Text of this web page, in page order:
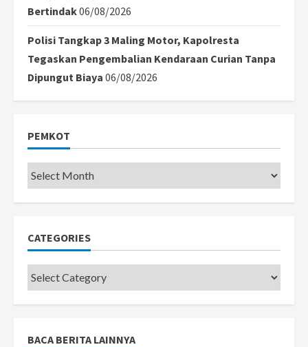
Bertindak06/08/2026
Polisi Tangkap 3 Maling Motor, Kapolresta
Tegaskan Pengembalian Kendaraan Curian Tanpa
Dipungut Biaya 06/08/2026
PEMKOT
Pemkot
CATEGORIES
Categories
BACA BERITA LAINNYA